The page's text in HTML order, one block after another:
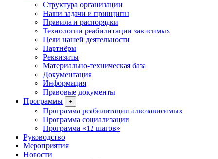
Структура организации
Наши задачи и принципы
Правила и распорядки
Технологии реабилитации зависимых
Цели нашей деятельности
Партнёры
Реквизиты
Материально-техническая база
Документация
Информация
Правовые документы
Программы
+
Программа реабилитации алкозависимых
Программа социализации
Программа «12 шагов»
Руководство
Мероприятия
Новости